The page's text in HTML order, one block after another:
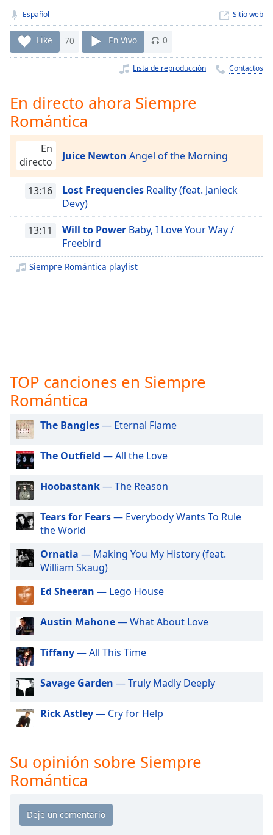
Remaining
Time-
Chapters
Chapters
Descriptions
descriptions
selected
subtitles
settings,
Track
Picture-
in-
Fullscreen
This
modal
window.
Beginning
window.
Escape
cancel
and
close
window.
Text
Color
Opacity
Background
Color
Español Sitio web
Like 70 En Vivo 0
Lista de reproducción Contactos
En directo ahora Siempre
Romántica
En
directo
Juice Newton Angel of the Morning
13:16 Lost Frequencies Reality (feat. Janieck
Devy)
13:11 Will to Power Baby, I Love Your Way /
Freebird
Siempre Romántica playlist
TOP canciones en Siempre
Romántica
The Bangles— Eternal Flame
The Outfield — All the Love
Hoobastank— The Reason
Tears for Fears— Everybody Wants To Rule
the World
Ornatia — Making You My History (feat.
William Skaug)
Ed Sheeran — Lego House
Austin Mahone— What About Love
Tiffany— All This Time
Savage Garden — Truly Madly Deeply
Rick Astley— Cry for Help
Su opinión sobre Siempre
Romántica